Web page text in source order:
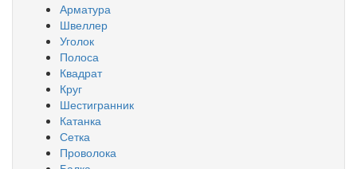
Арматура
Швеллер
Уголок
Полоса
Квадрат
Круг
Шестигранник
Катанка
Сетка
Проволока